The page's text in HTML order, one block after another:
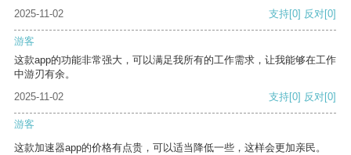
2025-11-02
支持[0] 反对[0]
游客
这款app的功能非常强大，可以满足我所有的工作需求，让我能够在工作
中游刃有余。
2025-11-02
支持[0] 反对[0]
游客
这款加速器app的价格有点贵，可以适当降低一些，这样会更加亲民。